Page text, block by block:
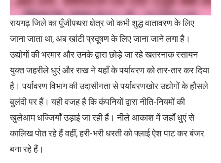
रायगढ़ जिले का पूँजीपथरा क्षेत्र जो कभी शुद्ध वातावरण के लिए
जाना जाता था, अब खांटी प्रदूषण के लिए जाना जाने लगा है।
उद्योगों की भरमार और उनके द्वारा छोड़े जा रहे खतरनाक रसायन
युक्त जहरीले धुएं और राख ने यहाँ के पर्यावरण को तार-तार कर दिया
है। पर्यावरण विभाग की उदासीनता से पर्यावरणखोर उद्योगों के हौसले
बुलंदी पर हैं। यही वजह है कि कंपनियों द्वारा नीति-नियमों की
खुलेआम धज्जियाँ उड़ाई जा रही हैं। नीले आकाश में जहाँ धुएं से
कालिख पोत रहे हैं वहीं, हरी-भरी धरती को फ्लाई ऐश पाट कर बंजर
बना रहे हैं।